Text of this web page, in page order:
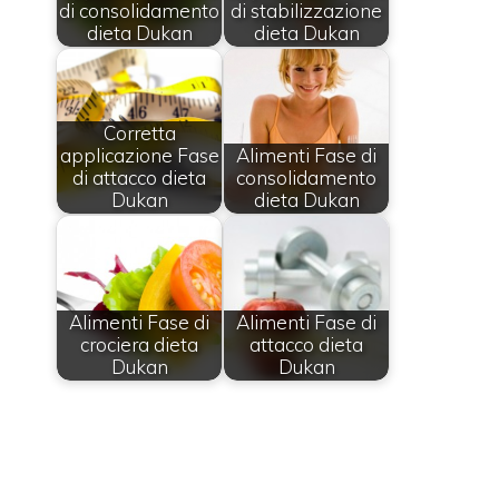
di consolidamento
dieta Dukan
di stabilizzazione
dieta Dukan
Corretta
applicazione Fase
di attacco dieta
Dukan
Alimenti Fase di
consolidamento
dieta Dukan
Alimenti Fase di
crociera dieta
Dukan
Alimenti Fase di
attacco dieta
Dukan